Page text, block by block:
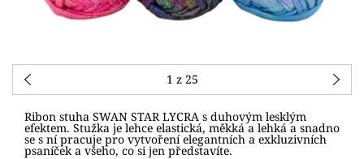
1 z 25
Ribon stuha SWAN STAR LYCRA s duhovým lesklým
efektem. Stužka je lehce elastická, měkká a lehká a snadno
se s ní pracuje pro vytvoření elegantních a exkluzivních
psaníček a všeho, co si jen představíte.